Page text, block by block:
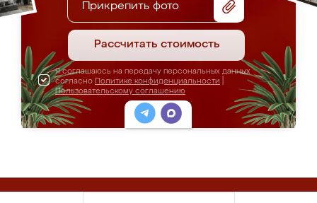
Прикрепить фото
Рассчитать стоимость
Я соглашаюсь на передачу персональных данных
согласно Политике конфиденциальности
Пользовательскому соглашению